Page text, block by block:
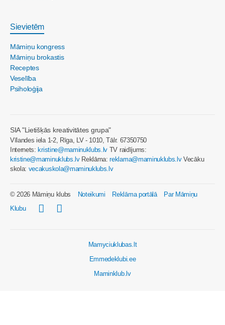
Sievietēm
Māmiņu kongress
Māmiņu brokastis
Receptes
Veselība
Psiholoģija
SIA "Lietišķās kreativitātes grupa"
Vīlandes iela 1-2, Rīga, LV - 1010, Tālr. 67350750
Internets: kristine@maminuklubs.lv TV raidījums:
kristine@maminuklubs.lvReklāma:reklama@maminuklubs.lvVecāku
skola: vecakuskola@maminuklubs.lv
© 2026 Māmiņu klubs Noteikumi Reklāma portālā
Par Māmiņu
Klubu
Mamyciuklubas.lt
Emmedeklubi.ee
Maminklub.lv